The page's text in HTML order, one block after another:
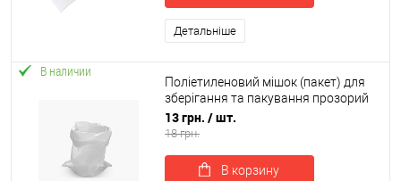
Детальніше
В наличии
Поліетиленовий мішок (пакет) для
зберігання та пакування прозорий
105х55см 100мкм (R-00100)
13 грн. / шт.
18 грн.
В корзину